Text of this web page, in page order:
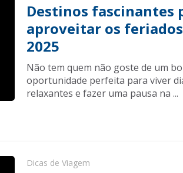
Destinos fascinantes
aproveitar os
2025
Não tem quem não goste de um
oportunidade perfeita para viver
relaxantes e fazer uma pausa na ...
Dicas de Viagem